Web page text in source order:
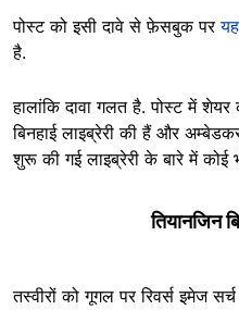
पोस्ट को इसी दावे से फ़ेसबुक पर
है.
हालांकि दावा गलत है. पोस्ट में शेयर
बिनहाई लाइब्रेरी की हैं और
शुरू की गई लाइब्रेरी के बारे में कोई
तियानजिन
तस्वीरों को गूगल पर रिवर्स इमेज